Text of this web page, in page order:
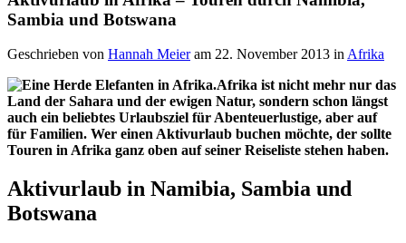
Sambia und Botswana
Geschrieben von Hannah Meier am 22. November 2013 inAfrika
Afrika ist nicht mehr nur das
Land der Sahara und der ewigen Natur, sondern schon längst
auch ein beliebtes Urlaubsziel für Abenteuerlustige, aber auf
für Familien. Wer einen Aktivurlaub buchen möchte, der sollte
Touren in Afrika ganz oben auf seiner Reiseliste stehen haben.
Aktivurlaub in Namibia, Sambia und
Botswana